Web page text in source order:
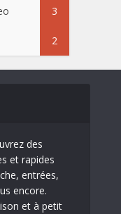
3
2
des
et rapides
entrées,
encore.
et à petit